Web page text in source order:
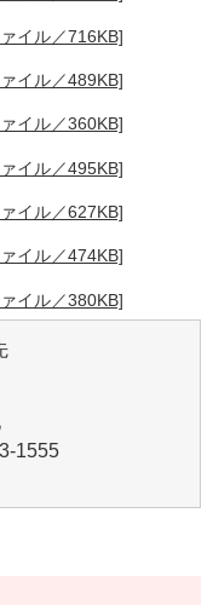
イル／716KB]
イル／489KB]
イル／360KB]
イル／495KB]
イル／627KB]
イル／474KB]
イル／380KB]
1555